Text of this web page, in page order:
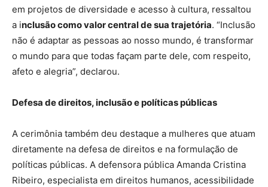
em projetos de diversidade e acesso à cultura, ressaltou
a inclusão como valor central de sua trajetória. “Inclusão
não é adaptar as pessoas ao nosso mundo, é transformar
o mundo para que todas façam parte dele, com respeito,
afeto e alegria”, declarou.
Defesa de direitos, inclusão e políticas públicas
A cerimônia também deu destaque a mulheres que atuam
diretamente na defesa de direitos e na formulação de
políticas públicas. A defensora pública Amanda Cristina
Ribeiro, especialista em direitos humanos, acessibilidade